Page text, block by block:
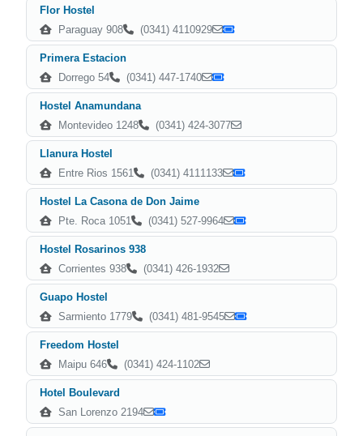
Flor Hostel
Paraguay 908
(0341) 4110929
Primera Estacion
Dorrego 54
(0341) 447-1740
Hostel Anamundana
Montevideo 1248
(0341) 424-3077
Llanura Hostel
Entre Rios 1561
(0341) 4111133
Hostel La Casona de Don Jaime
Pte. Roca 1051
(0341) 527-9964
Hostel Rosarinos 938
Corrientes 938
(0341) 426-1932
Guapo Hostel
Sarmiento 1779
(0341) 481-9545
Freedom Hostel
Maipu 646
(0341) 424-1102
Hotel Boulevard
San Lorenzo 2194